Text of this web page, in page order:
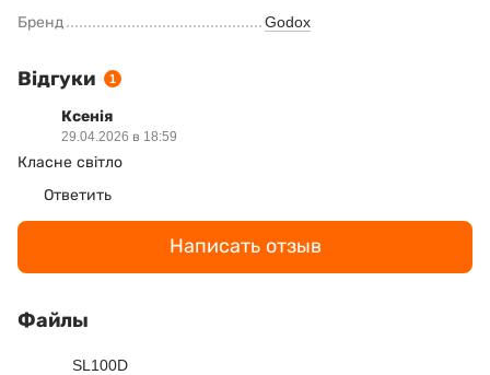
Бренд Godox
Відгуки 1
Ксенія
29.04.2026 в 18:59
Класне світло
Ответить
Написать отзыв
Файлы
SL100D